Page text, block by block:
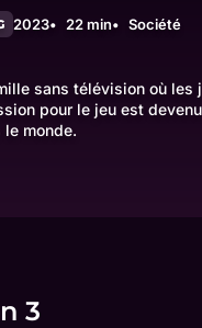
2023 22 min Société
sans télévision où
pour le jeu est
monde.
3